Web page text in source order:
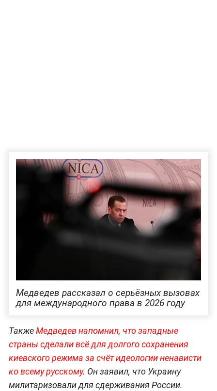
Медведев рассказал о серьёзных вызовах
для международного права в 2026 году
ТакжеМедведев напомнил, что западные
страны сделали всё для долгого сохранения
киевского режима за счёт идеологии ненависти
ко всему русскому. Он заявил, что Украину
милитаризовали для сдерживания России.